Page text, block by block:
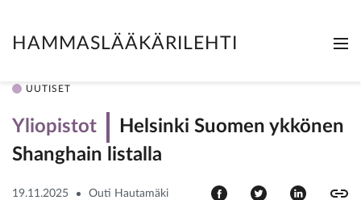
HAMMASLÄÄKÄRILEHTI
UUTISET
Yliopistot
Helsinki Suomen ykkönen
Shanghain listalla
19.11.2025 Outi Hautamäki